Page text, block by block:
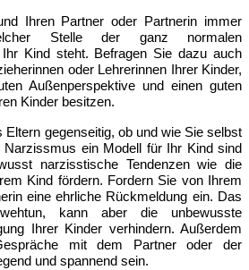
Ihren Partner oder Partnerin immer
Stelle der ganz normalen
Ihr Kind steht. Befragen Sie dazu auch
oder Lehrerinnen Ihrer Kinder,
Außenperspektive und einen guten
Kinder besitzen.
Eltern gegenseitig, ob und wie Sie selbst
Narzissmus ein Modell für Ihr Kind sind
narzisstische Tendenzen wie die
Kind fördern. Fordern Sie von Ihrem
eine ehrliche Rückmeldung ein. Das
kann aber die unbewusste
Ihrer Kinder verhindern. Außerdem
mit dem Partner oder der
und spannend sein.